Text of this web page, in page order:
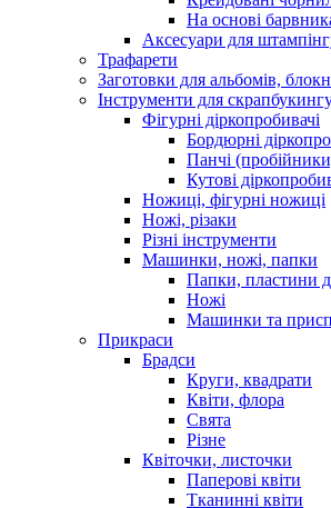
На основі
Аксесуари для
Трафарети
Заготовки для альбомів,
Інструменти для
Фігурні діркопробивачі
Бордюрні
Панчі
Кутові
Ножиці, фігурні ножиці
Ножі, різаки
Різні інструменти
Машинки, ножі, папки
Папки, пластини
Ножі
Машинки та
Прикраси
Брадси
Круги, квадрати
Квіти, флора
Свята
Різне
Квіточки, листочки
Паперові квіти
Тканинні квіти